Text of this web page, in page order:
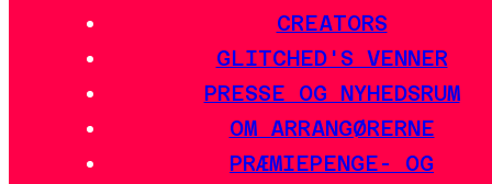
CREATORS
GLITCHED'S VENNER
PRESSE OG NYHEDSRUM
OM ARRANGØRERNE
PRÆMIEPENGE- OG